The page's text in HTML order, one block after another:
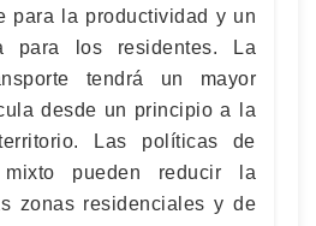
para la productividad y un
para los residentes. La
tendrá un mayor
desde un principio a la
Las políticas de
pueden reducir la
zonas residenciales y de